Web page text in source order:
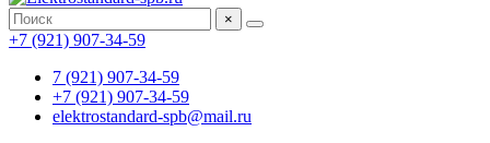
×
+7 (921) 907-34-59
7 (921) 907-34-59
+7 (921) 907-34-59
elektrostandard-spb@mail.ru